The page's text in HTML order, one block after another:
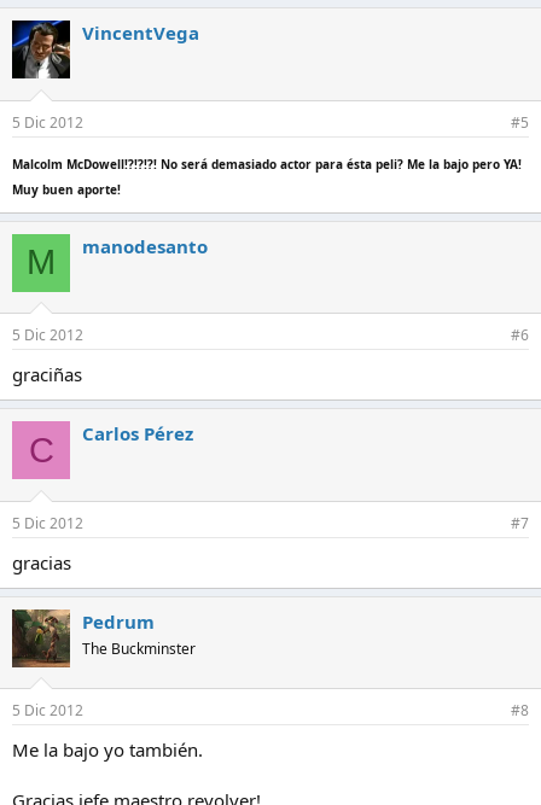
VincentVega
5 Dic 2012 #5
Malcolm McDowell!?!?!?! No será demasiado actor para ésta peli? Me la bajo pero YA!
Muy buen aporte!
M manodesanto
5 Dic 2012 #6
graciñas
C Carlos Pérez
5 Dic 2012 #7
gracias
Pedrum
The Buckminster
5 Dic 2012 #8
Me la bajo yo también.